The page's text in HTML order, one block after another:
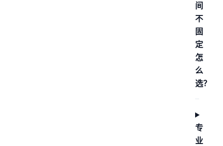
间
不
固
定
怎
么
选？
专
业